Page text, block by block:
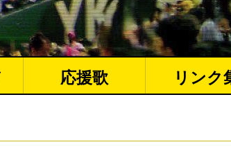
応援歌 リンク